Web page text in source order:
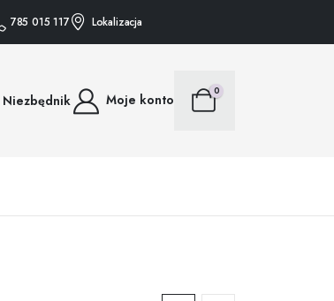
WYSYŁAMY GRATIS • • • ZAKUPY POWYŻEJ 75 ZŁ
785 015 117 Lokalizacja
Niezbędnik Moje konto
0